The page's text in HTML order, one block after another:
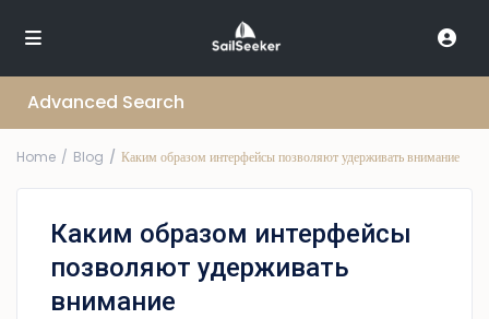
Advanced Search
Home Blog Каким образом интерфейсы позволяют удерживать внимание
Каким образом интерфейсы
позволяют удерживать
внимание